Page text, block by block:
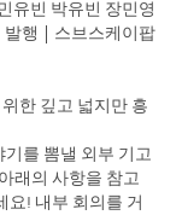
유빈 박유빈 장민영
발행 | 스브스케이팝
한 깊고 넓지만 흥
기를 뽐낼 외부 기고
래의 사항을 참고
요! 내부 회의를 거